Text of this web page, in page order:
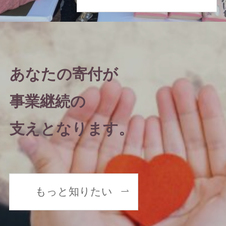
あなたの寄付が
事業継続の
支えとなります。
もっと知りたい